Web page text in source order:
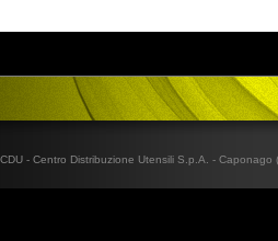
CDU - Centro Distribuzione Utensili S.p.A. -